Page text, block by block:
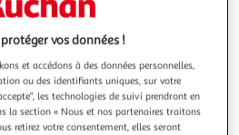
Illustration
suivante
vos données !
et accédons à des données personnelles,
ou des identifiants uniques, sur votre
les technologies de suivi prendront en
la section « Nous et nos partenaires traitons
retirez votre consentement, elles seront